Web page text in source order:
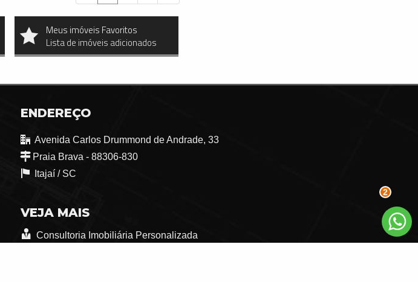
Meus imóveis Favoritos
Lista de imóveis adicionados
ENDEREÇO
Avenida Carlos Drummond de Andrade, 33
Praia Brava - 88306-830
Itajaí / SC
VEJA MAIS
Consultoria Imobiliária Personalizada
2